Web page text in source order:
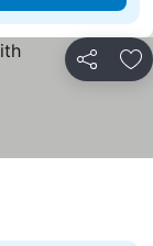
Compartir